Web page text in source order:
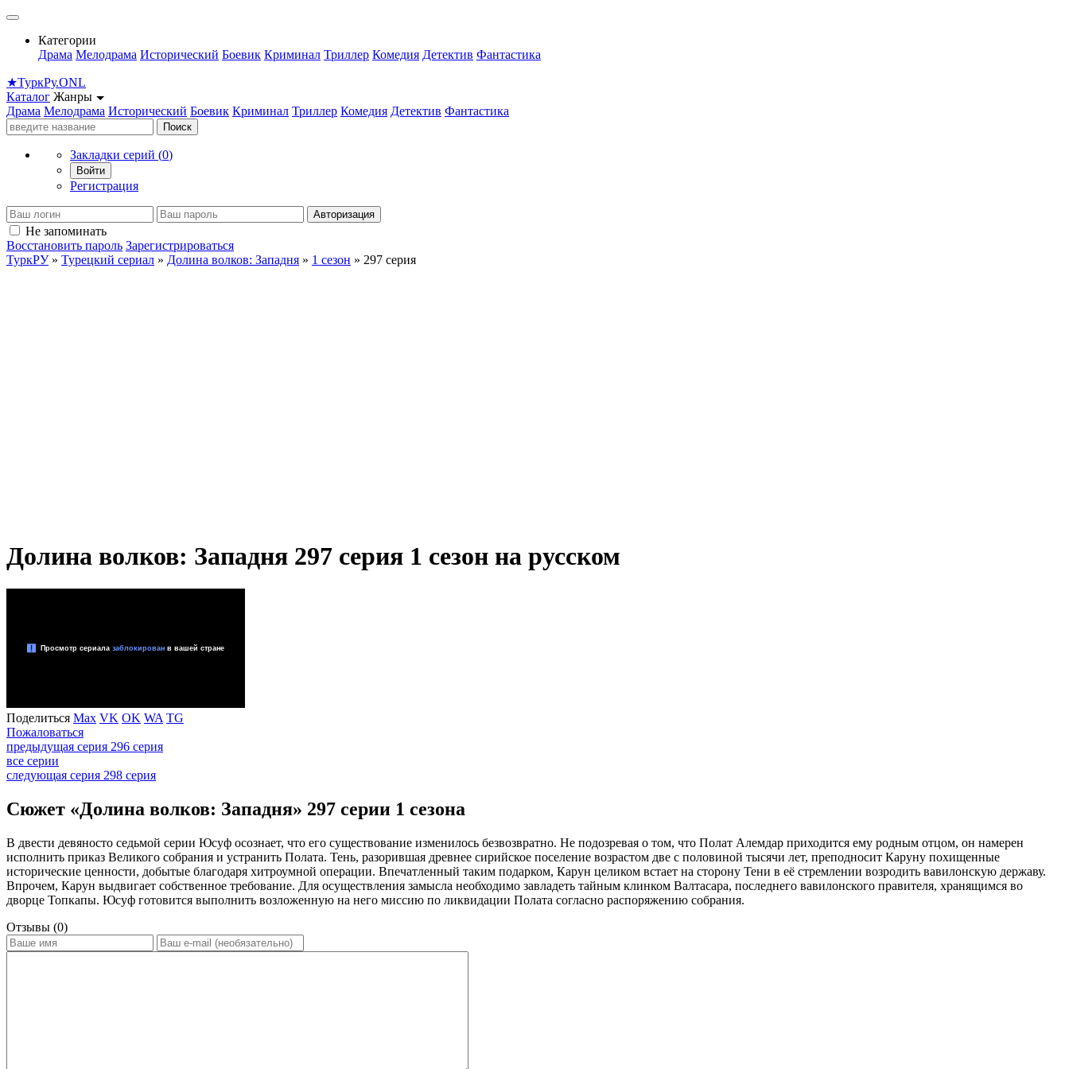
Категории
Драма Мелодрама Исторический Боевик Криминал Триллер Комедия Детектив Фантастика
★ТуркРу.ONL
Каталог Жанры
Драма Мелодрама Исторический Боевик Криминал Триллер Комедия Детектив Фантастика
Поиск
Закладки серий (0)
Войти
Регистрация
Авторизация
Не запоминать
Восстановить пароль Зарегистрироваться
ТуркРУ» Турецкий сериал » Долина волков: Западня » 1 сезон » 297 серия
Долина волков: Западня 297 серия 1 сезон на русском
Поделиться Max VK OK WA TG
Пожаловаться
предыдущая серия 296 серия
все серии
следующая серия 298 серия
Сюжет «Долина волков: Западня» 297 серии 1 сезона
В двести девяносто седьмой серии Юсуф осознает, что его существование изменилось безвозвратно. Не подозревая о том, что Полат Алемдар приходится ему родным отцом, он намерен
исполнить приказ Великого собрания и устранить Полата. Тень, разорившая древнее сирийское поселение возрастом две с половиной тысячи лет, преподносит Каруну похищенные
исторические ценности, добытые благодаря хитроумной операции. Впечатленный таким подарком, Карун целиком встает на сторону Тени в её стремлении возродить вавилонскую державу.
Впрочем, Карун выдвигает собственное требование. Для осуществления замысла необходимо завладеть тайным клинком Валтасара, последнего вавилонского правителя, хранящимся во
дворце Топкапы. Юсуф готовится выполнить возложенную на него миссию по ликвидации Полата согласно распоряжению собрания.
Отзывы (0)